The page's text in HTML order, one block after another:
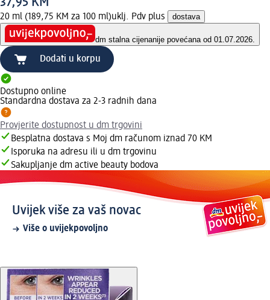
20 ml (189,75 KM za 100 ml)uklj. Pdv plus dostava
dm stalna cijenanije povećana od 01.07.2026.
Dodati u korpu
Dostupno online
Standardna dostava za 2-3 radnih dana
Provjerite dostupnost u dm trgovini
Besplatna dostava s Moj dm računom iznad 70 KM
Isporuka na adresu ili u dm trgovinu
Sakupljanje dm active beauty bodova
Uvijek više za vaš novac
Više o uvijekpovoljno